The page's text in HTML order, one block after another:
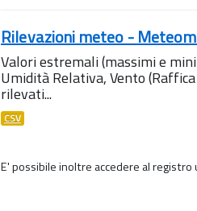
Rilevazioni meteo -
Valori estremali (massimi e
Umidità Relativa, Vento
rilevati...
CSV
E' possibile inoltre accedere al registro